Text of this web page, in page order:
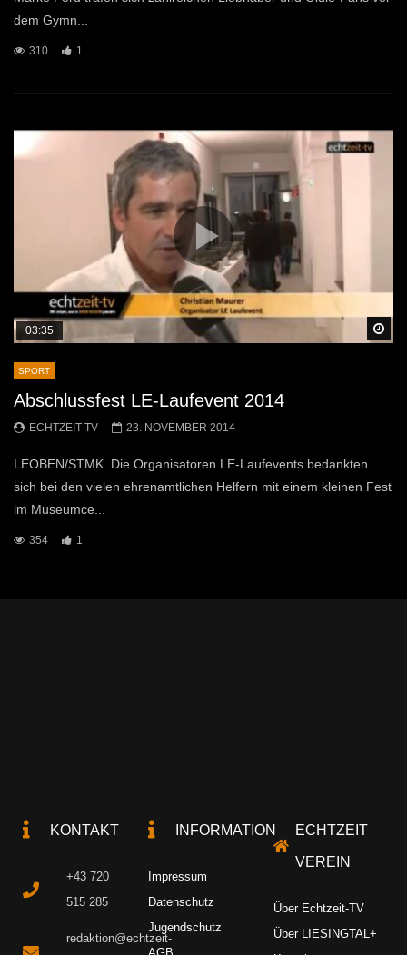
dem Gymn...
310 1
03:35
SPORT
Abschlussfest LE-Laufevent 2014
ECHTZEIT-TV 23. NOVEMBER 2014
LEOBEN/STMK. Die Organisatoren LE-Laufevents bedankten
sich bei den vielen ehrenamtlichen Helfern mit einem kleinen Fest
im Museumce...
354 1
KONTAKT
+43 720
515 285
redaktion@echtzeit-
INFORMATION
Impressum
Datenschutz
Jugendschutz
ECHTZEIT
VEREIN
Über Echtzeit-TV
Über LIESINGTAL+